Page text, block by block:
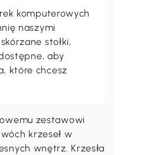
komputerowych
naszymi
stołki,
aby
które chcesz
zestawowi
krzeseł w
wnętrz. Krzesła